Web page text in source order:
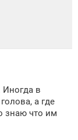
Иногда в
а где
знаю что им